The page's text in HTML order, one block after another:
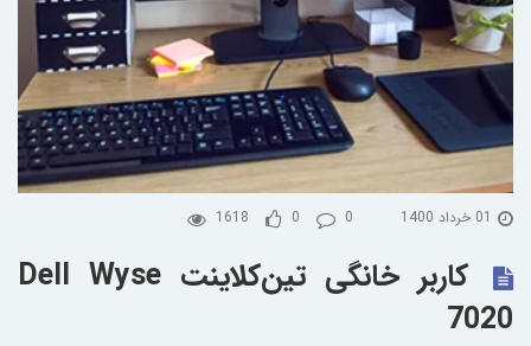
01 خرداد 1400 1618 0 0
کاربر خانگی تین‌کلاینت Dell Wyse
7020